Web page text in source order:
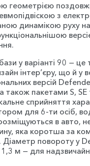
геометрією
з
динамікою руху
бази у варіанті 90 —
інтер’єру, що й у
версій
пакетами S, SE
сприйняття
для 6-ти осіб,
в авто,
яка коротша за
Діаметр повороту у
м — для